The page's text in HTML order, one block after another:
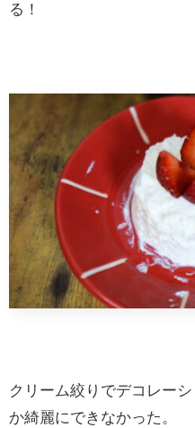
る！
クリーム絞りでデコレー
か綺麗にできなかった。